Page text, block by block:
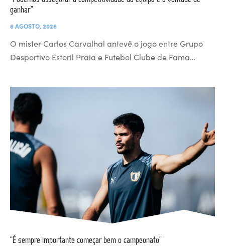
ganhar”
6 AGOSTO, 2026
O mister Carlos Carvalhal antevê o jogo entre Grupo
Desportivo Estoril Praia e Futebol Clube de Fama…
“É sempre importante começar bem o campeonato”